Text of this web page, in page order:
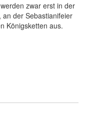
zwar erst in der
der Sebastianifeier
Königsketten aus.